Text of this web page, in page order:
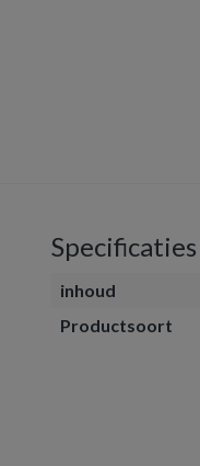
Specificaties
inhoud
Productsoort